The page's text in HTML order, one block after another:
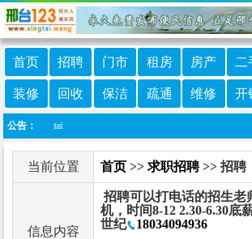
首页 招聘 门市 租房 房产 二
装修 回收 保洁 疏通 维修 开
公告：
：cnxingtai
当前位置 首页 >> 求职招聘>> 招聘
信息内容
招聘可以打电话的招生老
机，时间8-12 2.30-6.30底
世纪
18034094936